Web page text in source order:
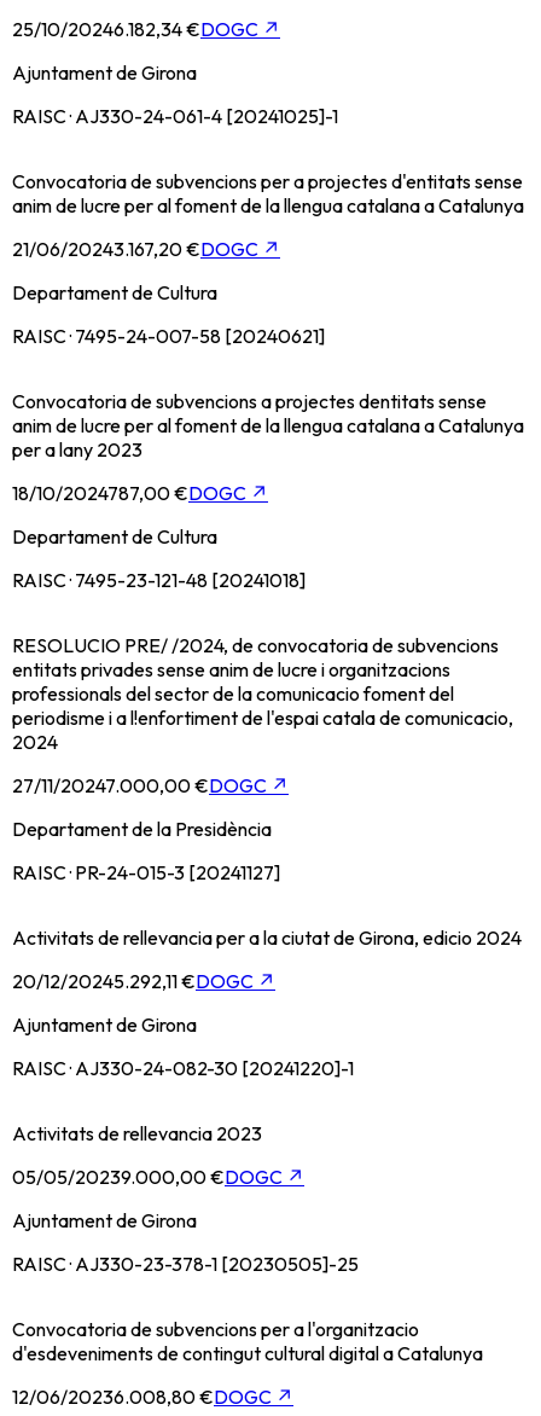
25/10/20246.182,34 €DOGC ↗
Ajuntament de Girona
RAISC · AJ330-24-061-4 [20241025]-1
Convocatoria de subvencions per a projectes d'entitats sense
anim de lucre per al foment de la llengua catalana a Catalunya
21/06/20243.167,20 €DOGC ↗
Departament de Cultura
RAISC · 7495-24-007-58 [20240621]
Convocatoria de subvencions a projectes dentitats sense
anim de lucre per al foment de la llengua catalana a Catalunya
per a lany 2023
18/10/2024787,00 €DOGC ↗
Departament de Cultura
RAISC · 7495-23-121-48 [20241018]
RESOLUCIO PRE/ /2024, de convocatoria de subvencions
entitats privades sense anim de lucre i organitzacions
professionals del sector de la comunicacio foment del
periodisme i a l!enfortiment de l'espai catala de comunicacio,
2024
27/11/20247.000,00 €DOGC ↗
Departament de la Presidència
RAISC · PR-24-015-3 [20241127]
Activitats de rellevancia per a la ciutat de Girona, edicio 2024
20/12/20245.292,11 €DOGC ↗
Ajuntament de Girona
RAISC · AJ330-24-082-30 [20241220]-1
Activitats de rellevancia 2023
05/05/20239.000,00 €DOGC ↗
Ajuntament de Girona
RAISC · AJ330-23-378-1 [20230505]-25
Convocatoria de subvencions per a l'organitzacio
d'esdeveniments de contingut cultural digital a Catalunya
12/06/20236.008,80 €DOGC ↗